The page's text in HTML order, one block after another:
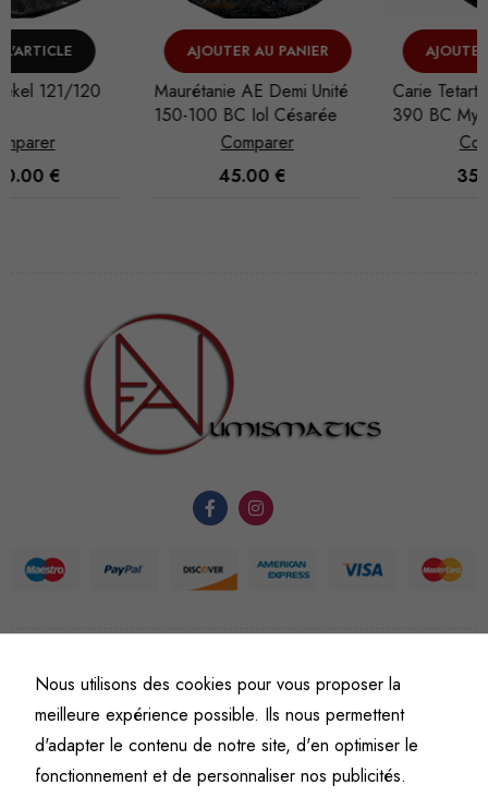
AJOUTER AU PANIER
Maurétanie AE Demi Unité
150-100 BC Iol Césarée
AJOUTER AU PANIER
Carie Tetartemorion 420-
390 BC Mylasa
© Fine art numismatics
Politique de confidentialitéConditions générales de vente et d’utilisation
Mentions légales
Nous utilisons des cookies pour vous proposer la
meilleure expérience possible. Ils nous permettent
d'adapter le contenu de notre site, d'en optimiser le
fonctionnement et de personnaliser nos publicités.
puissions
site Web, en
fonction de
l'usage qu'il
en est fait.